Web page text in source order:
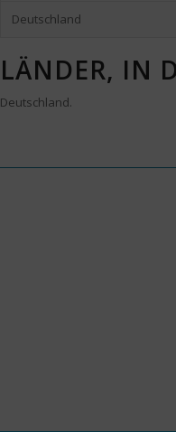
Deutschland
LÄNDER, IN
Deutschland.